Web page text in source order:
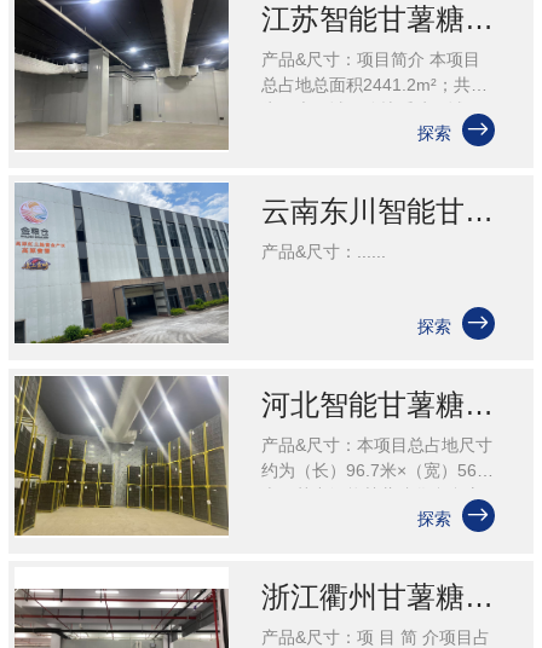
合库项......
江苏智能甘薯糖化愈合库项目
产品&尺寸：项目简介 本项目
总占地总面积2441.2m²；共分
为两大区域：分拣缓冲区域、
仓储区域。分拣缓冲区域：总
探索 
云南东川智能甘薯糖化愈合库项目
产品&尺寸：......
探索 
河北智能甘薯糖化愈合库
产品&尺寸：本项目总占地尺寸
约为（长）96.7米×（宽）56.1
米；其中智能甘薯糖化愈合库
占地尺寸约为（长）63.7米
探索 
浙江衢州甘薯糖化愈合库项目
产品&尺寸：项 目 简 介项目占